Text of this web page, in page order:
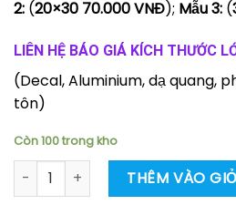
2: (20×30 70.000 VNĐ); Mẫu 3: (
LIÊN HỆ BÁO GIÁ KÍCH THƯỚC
(Decal, Aluminium, dạ quang,
tôn)
Còn 100 trong kho
Biển báo quy trình rửa tay, các
THÊM VÀO